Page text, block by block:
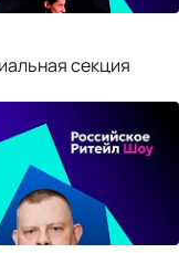
секция